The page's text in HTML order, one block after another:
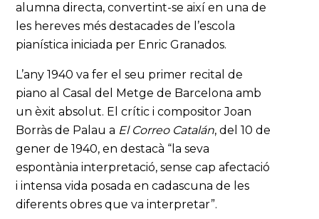
alumna directa, convertint-se així en una de
les hereves més destacades de l’escola
pianística iniciada per Enric Granados.
L’any 1940 va fer el seu primer recital de
piano al Casal del Metge de Barcelona amb
un èxit absolut. El crític i compositor Joan
Borràs de Palau a El Correo Catalán, del 10 de
gener de 1940, en destacà “la seva
espontània interpretació, sense cap afectació
i intensa vida posada en cadascuna de les
diferents obres que va interpretar”.